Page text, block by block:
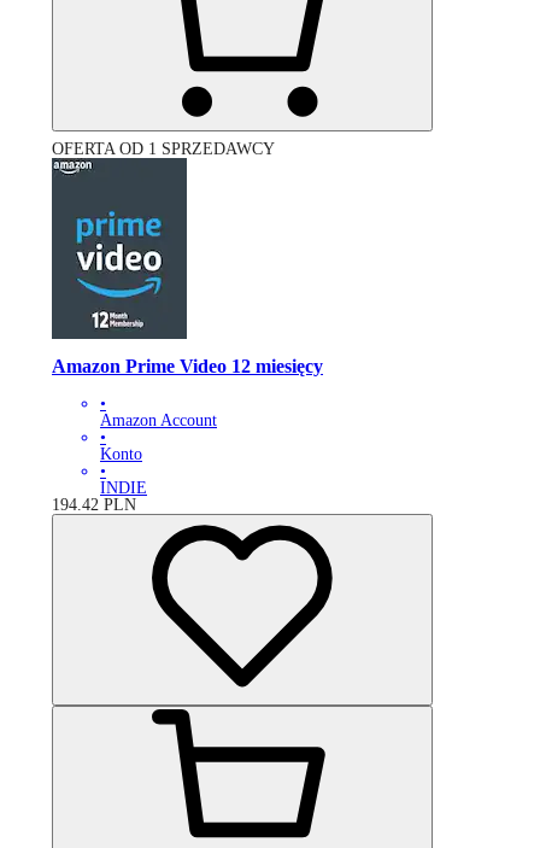
OFERTA OD 1 SPRZEDAWCY
Amazon Prime Video 12 miesięcy
•
Amazon Account
•
Konto
•
INDIE
194.42 PLN